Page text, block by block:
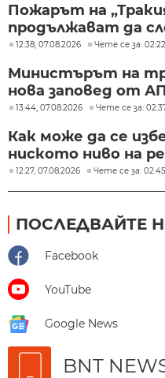
Пожарът на
продължават да
12:38, 07.08.2026 Чете се за:
Министърът на
нова заповед от
13:44, 07.08.2026 Чете се за:
Как може да се
ниското ниво на
12:27, 07.08.2026 Чете се за:
ПОСЛЕДВАЙТЕ
Facebook
YouTube
Google News
BNT